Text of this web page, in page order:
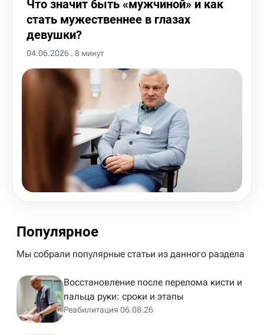
Что значит быть «мужчиной» и как
стать мужественнее в глазах
девушки?
04.06.2026 . 8 минут
Популярное
Мы собрали популярные статьи из данного раздела
Восстановление после перелома кисти и
пальца руки: сроки и этапы
Реабилитация 06.08.26